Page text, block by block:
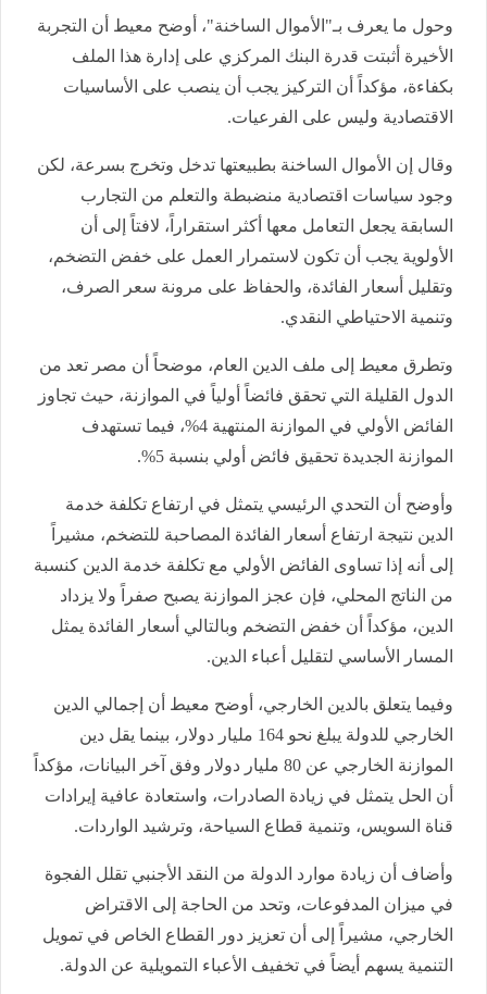
وحول ما يعرف بـ"الأموال الساخنة"، أوضح معيط أن التجربة
الأخيرة أثبتت قدرة البنك المركزي على إدارة هذا الملف
بكفاءة، مؤكداً أن التركيز يجب أن ينصب على الأساسيات
الاقتصادية وليس على الفرعيات.
وقال إن الأموال الساخنة بطبيعتها تدخل وتخرج بسرعة، لكن
وجود سياسات اقتصادية منضبطة والتعلم من التجارب
السابقة يجعل التعامل معها أكثر استقراراً، لافتاً إلى أن
الأولوية يجب أن تكون لاستمرار العمل على خفض التضخم،
وتقليل أسعار الفائدة، والحفاظ على مرونة سعر الصرف،
وتنمية الاحتياطي النقدي.
وتطرق معيط إلى ملف الدين العام، موضحاً أن مصر تعد من
الدول القليلة التي تحقق فائضاً أولياً في الموازنة، حيث تجاوز
الفائض الأولي في الموازنة المنتهية 4%، فيما تستهدف
الموازنة الجديدة تحقيق فائض أولي بنسبة 5%.
وأوضح أن التحدي الرئيسي يتمثل في ارتفاع تكلفة خدمة
الدين نتيجة ارتفاع أسعار الفائدة المصاحبة للتضخم، مشيراً
إلى أنه إذا تساوى الفائض الأولي مع تكلفة خدمة الدين كنسبة
من الناتج المحلي، فإن عجز الموازنة يصبح صفراً ولا يزداد
الدين، مؤكداً أن خفض التضخم وبالتالي أسعار الفائدة يمثل
المسار الأساسي لتقليل أعباء الدين.
وفيما يتعلق بالدين الخارجي، أوضح معيط أن إجمالي الدين
الخارجي للدولة يبلغ نحو 164 مليار دولار، بينما يقل دين
الموازنة الخارجي عن 80 مليار دولار وفق آخر البيانات، مؤكداً
أن الحل يتمثل في زيادة الصادرات، واستعادة عافية إيرادات
قناة السويس، وتنمية قطاع السياحة، وترشيد الواردات.
وأضاف أن زيادة موارد الدولة من النقد الأجنبي تقلل الفجوة
في ميزان المدفوعات، وتحد من الحاجة إلى الاقتراض
الخارجي، مشيراً إلى أن تعزيز دور القطاع الخاص في تمويل
التنمية يسهم أيضاً في تخفيف الأعباء التمويلية عن الدولة.